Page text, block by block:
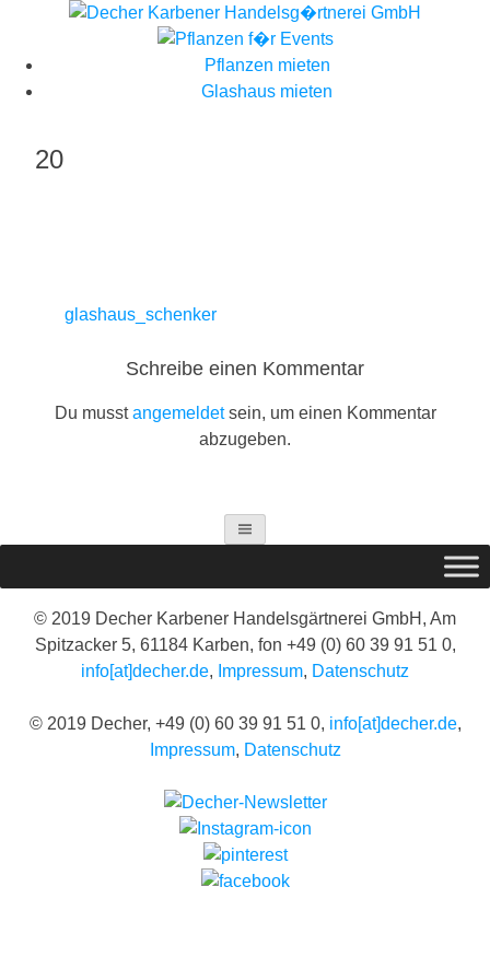
content
Pflanzen mieten
Glashaus mieten
20
Beitragsnavigation
glashaus_schenker
Schreibe einen Kommentar
Du musstangemeldetsein, um einen Kommentar
abzugeben.
© 2019 Decher Karbener Handelsgärtnerei GmbH, Am
Spitzacker 5, 61184 Karben, fon +49 (0) 60 39 91 51 0,
info[at]decher.de, Impressum, Datenschutz
© 2019 Decher, +49 (0) 60 39 91 51 0, info[at]decher.de,
Impressum, Datenschutz